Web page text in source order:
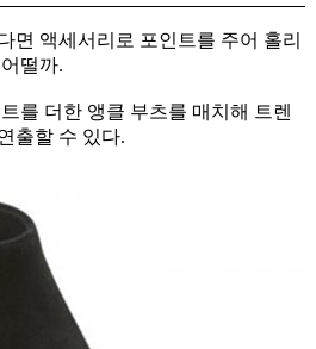
면 액세서리로 포인트를 주어 홀리
떨까.
를 더한 앵클 부츠를 매치해 트렌
출할 수 있다.